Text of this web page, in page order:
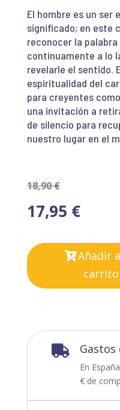
El hombre es un ser
significado; en este
reconocer la
continuamente a lo
revelarle el sentido.
espiritualidad del
para creyentes
una invitación a
de silencio para
nuestro lugar en el
18,90€
17,95 €
Añadir
carrito

En
€ de